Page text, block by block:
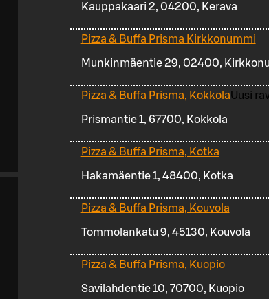
Kauppakaari 2, 04200, Kerava
Pizza & Buffa Prisma Kirkkonummi
Munkinmäentie 29, 02400,
Pizza & Buffa Prisma, KokkolaUusi
Prismantie 1, 67700, Kokkola
Pizza & Buffa Prisma, Kotka
Hakamäentie 1, 48400, Kotka
Pizza & Buffa Prisma, Kouvola
Tommolankatu 9, 45130, Kouvola
Pizza & Buffa Prisma, Kuopio
Savilahdentie 10, 70700, Kuopio